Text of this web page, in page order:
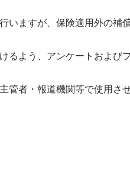
いますが、保険適用外の補
るよう、アンケートおよび
管者・報道機関等で使用さ